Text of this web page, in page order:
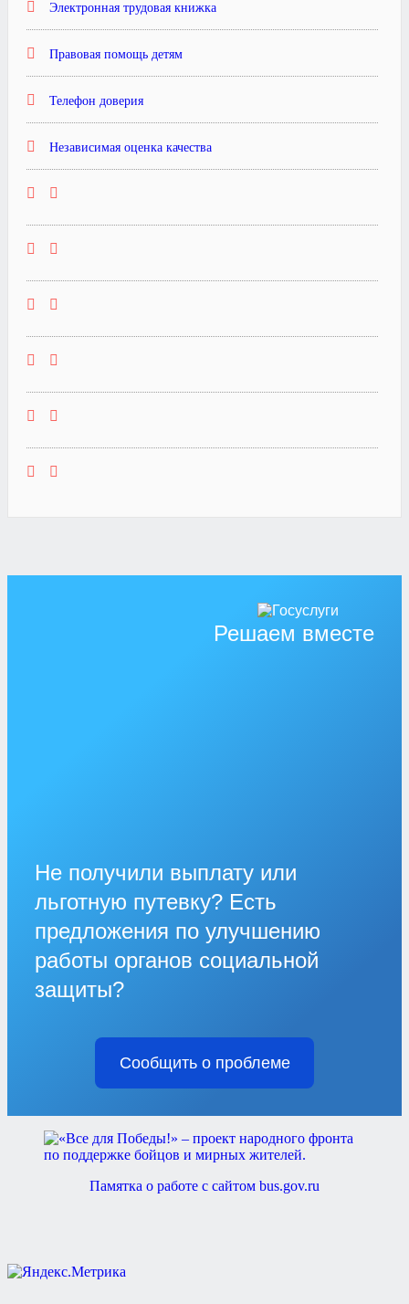
Электронная трудовая книжка
Правовая помощь детям
Телефон доверия
Независимая оценка качества
Решаем вместе
Не получили выплату или
льготную путевку? Есть
предложения по улучшению
работы органов социальной
защиты?
Сообщить о проблеме
Памятка о работе с сайтом bus.gov.ru